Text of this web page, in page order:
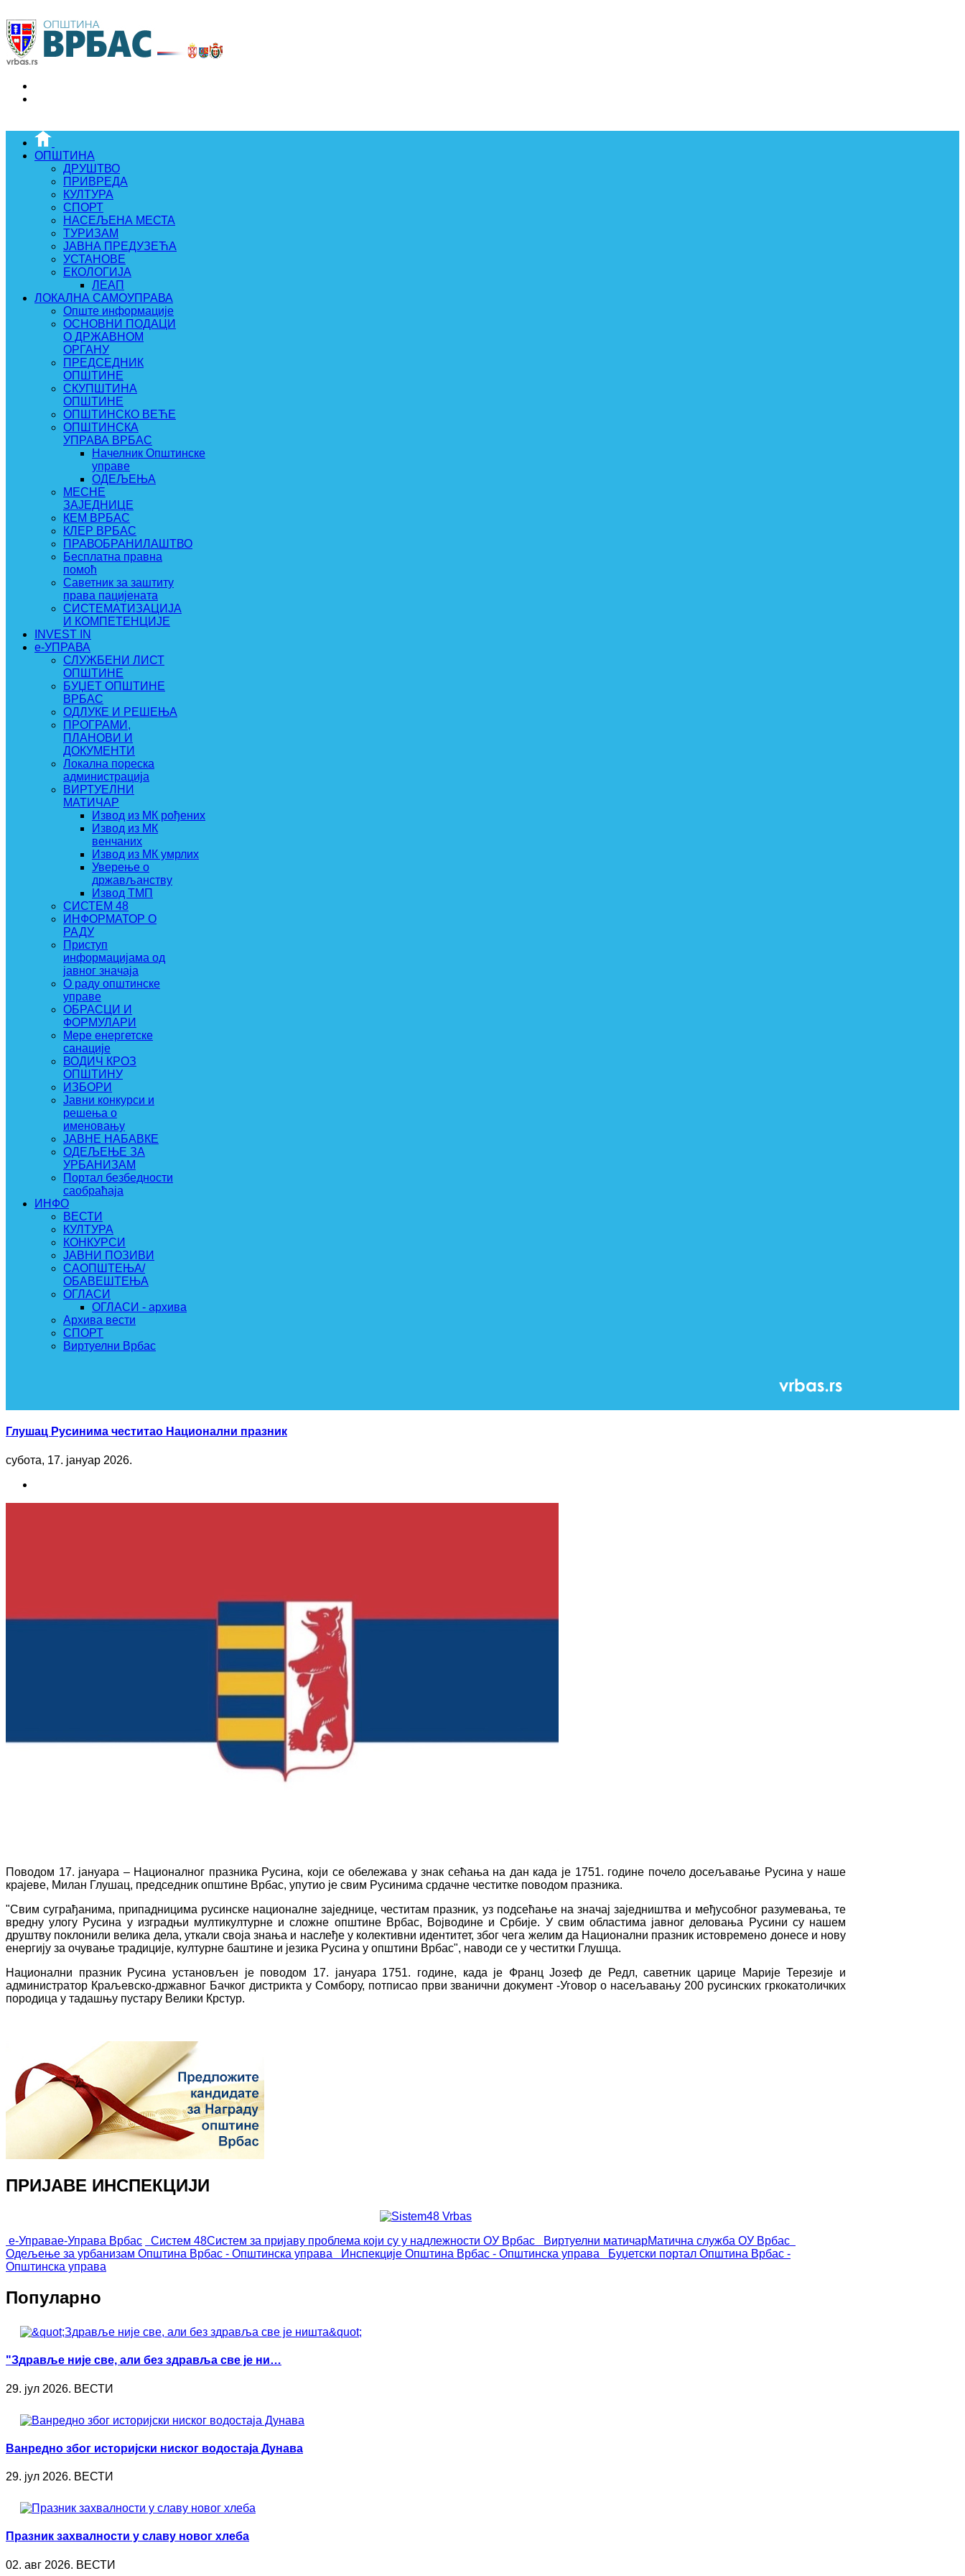
ОПШТИНА
ДРУШТВО
ПРИВРЕДА
КУЛТУРА
СПОРТ
НАСЕЉЕНА МЕСТА
ТУРИЗАМ
ЈАВНА ПРЕДУЗЕЋА
УСТАНОВЕ
ЕКОЛОГИЈА
ЛЕАП
ЛОКАЛНА САМОУПРАВА
Опште информације
ОСНОВНИ ПОДАЦИ
О ДРЖАВНОМ
ОРГАНУ
ПРЕДСЕДНИК
ОПШТИНЕ
СКУПШТИНА
ОПШТИНЕ
ОПШТИНСКО ВЕЋЕ
ОПШТИНСКА
УПРАВА ВРБАС
Начелник Општинске
управе
ОДЕЉЕЊА
МЕСНЕ
ЗАЈЕДНИЦЕ
КЕМ ВРБАС
КЛЕР ВРБАС
ПРАВОБРАНИЛАШТВО
Бесплатна правна
помоћ
Саветник за заштиту
права пацијената
СИСТЕМАТИЗАЦИЈА
И КОМПЕТЕНЦИЈЕ
INVEST IN
e-УПРАВА
СЛУЖБЕНИ ЛИСТ
ОПШТИНЕ
БУЏЕТ ОПШТИНЕ
ВРБАС
ОДЛУКЕ И РЕШЕЊА
ПРОГРАМИ,
ПЛАНОВИ И
ДОКУМЕНТИ
Локална пореска
администрација
ВИРТУЕЛНИ
МАТИЧАР
Извод из МК рођених
Извод из МК
венчаних
Извод из МК умрлих
Уверење о
држављанству
Извод ТМП
СИСТЕМ 48
ИНФОРМАТОР О
РАДУ
Приступ
информацијама од
јавног значаја
О раду општинске
управе
ОБРАСЦИ И
ФОРМУЛАРИ
Мере енергетске
санације
ВОДИЧ КРОЗ
ОПШТИНУ
ИЗБОРИ
Јавни конкурси и
решења о
именовању
ЈАВНЕ НАБАВКЕ
ОДЕЉЕЊЕ ЗА
УРБАНИЗАМ
Портал безбедности
саобраћаја
ИНФО
ВЕСТИ
КУЛТУРА
КОНКУРСИ
ЈАВНИ ПОЗИВИ
САОПШТЕЊА/
ОБАВЕШТЕЊА
ОГЛАСИ
ОГЛАСИ - архива
Архива вести
СПОРТ
Виртуелни Врбас
Глушац Русинима честитао Национални празник
субота, 17. јануар 2026.
Поводом 17. јануара – Националног празника Русина, који се обележава у знак сећања на дан када је 1751. године почело досељавање Русина у наше
крајеве, Милан Глушац, председник општине Врбас, упутио је свим Русинима срдачне честитке поводом празника.
"Свим суграђанима, припадницима русинске националне заједнице, честитам празник, уз подсећање на значај заједништва и међусобног разумевања, те
вредну улогу Русина у изградњи мултикултурне и сложне општине Врбас, Војводине и Србије. У свим областима јавног деловања Русини су нашем
друштву поклонили велика дела, уткали своја знања и наслеђе у колективни идентитет, због чега желим да Национални празник истовремено донесе и нову
енергију за очување традиције, културне баштине и језика Русина у општини Врбас", наводи се у честитки Глушца.
Национални празник Русина установљен је поводом 17. јануара 1751. године, када је Франц Јозеф де Редл, саветник царице Марије Терезије и
администратор Краљевско-државног Бачког дистрикта у Сомбору, потписао први званични документ -Уговор о насељавању 200 русинских гркокатоличких
породица у тадашњу пустару Велики Крстур.
ПРИЈАВЕ ИНСПЕКЦИЈИ
е-Управае-Управа Врбас Систем 48Систем за пријаву проблема који су у надлежности ОУ Врбас Виртуелни матичарМатична служба ОУ Врбас
Одељење за урбанизам Општина Врбас - Општинска управа Инспекције Општина Врбас - Општинска управа Буџетски портал Општина Врбас -
Општинска управа
Популарно
"Здравље није све, али без здравља све је ни…
29. јул 2026. ВЕСТИ
Ванредно због историјски ниског водостаја Дунава
29. јул 2026. ВЕСТИ
Празник захвалности у славу новог хлеба
02. авг 2026. ВЕСТИ